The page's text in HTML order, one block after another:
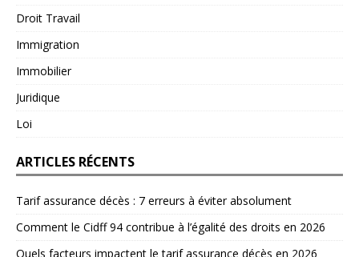
Droit Travail
Immigration
Immobilier
Juridique
Loi
ARTICLES RÉCENTS
Tarif assurance décès : 7 erreurs à éviter absolument
Comment le Cidff 94 contribue à l’égalité des droits en 2026
Quels facteurs impactent le tarif assurance décès en 2026